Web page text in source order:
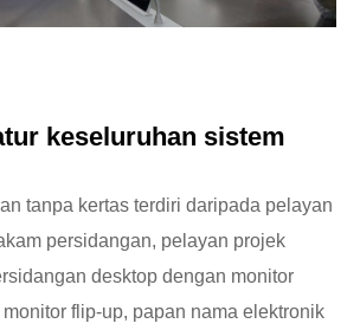
keseluruhan sistem
tanpa kertas terdiri daripada pelayan
persidangan, pelayan projek
desktop dengan monitor
flip-up, papan nama elektronik